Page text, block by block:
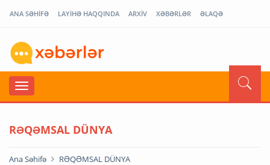
ANA SƏHİFƏ LAYİHƏ HAQQINDA ARXİV XƏBƏRLƏR ƏLAQƏ
RƏQƏMSAL DÜNYA
Ana Səhifə RƏQƏMSAL DÜNYA